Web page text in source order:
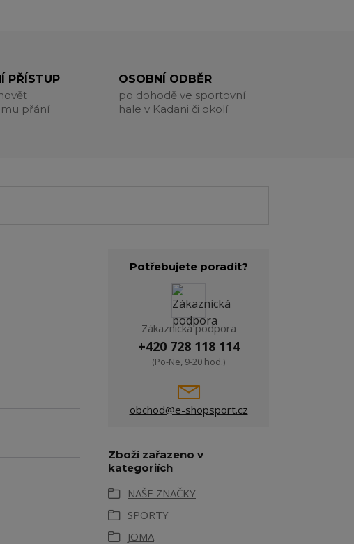
PŘÍSTUP
přání
OSOBNÍ ODBĚR
po dohodě ve sportovní
hale v Kadani či okolí
Potřebujete poradit?
Zákaznická podpora
+420 728 118 114
(Po-Ne, 9-20 hod.)
obchod@e-shopsport.cz
Zboží zařazeno v
kategoriích
NAŠE ZNAČKY
SPORTY
JOMA